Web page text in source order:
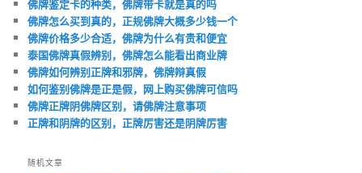
佛牌鉴定卡的种类，佛牌带卡就是真的吗
佛牌怎么买到真的，正规佛牌大概多少钱一个
佛牌价格多少合适，佛牌为什么有贵和便宜
泰国佛牌真假辨别，佛牌怎么能看出商业牌
佛牌如何辨别正牌和邪牌，佛牌辩真假
如何鉴别佛牌是正是假，网上购买佛牌可信吗
佛牌正牌阴佛牌区别，请佛牌注意事项
正牌和阴牌的区别，正牌厉害还是阴牌厉害
随机文章